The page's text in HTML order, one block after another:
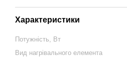
Характеристики
Потужність, Вт
Вид нагрівального елемента